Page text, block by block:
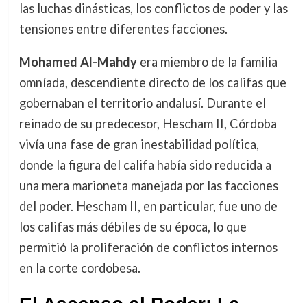
las luchas dinásticas, los conflictos de poder y las
tensiones entre diferentes facciones.
Mohamed Al-Mahdyera miembro de la familia
omníada, descendiente directo de los califas que
gobernaban el territorio andalusí. Durante el
reinado de su predecesor, Hescham II, Córdoba
vivía una fase de gran inestabilidad política,
donde la figura del califa había sido reducida a
una mera marioneta manejada por las facciones
del poder. Hescham II, en particular, fue uno de
los califas más débiles de su época, lo que
permitió la proliferación de conflictos internos
en la corte cordobesa.